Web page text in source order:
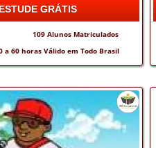
ESTUDE GRÁTIS
109 Alunos Matriculados
a 60 horas Válido em Todo Brasil